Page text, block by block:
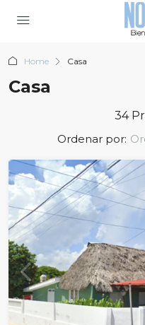
Home Casa
Casa
34
Ordenar por: